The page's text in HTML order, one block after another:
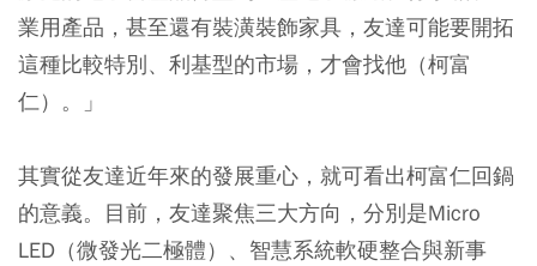
業用產品，甚至還有裝潢裝飾家具，友達可能要開拓
這種比較特別、利基型的市場，才會找他（柯富
仁）。」
其實從友達近年來的發展重心，就可看出柯富仁回鍋
的意義。目前，友達聚焦三大方向，分別是Micro
LED（微發光二極體）、智慧系統軟硬整合與新事